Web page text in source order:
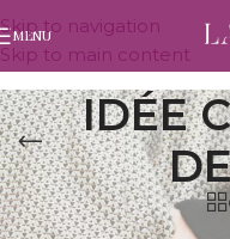
Skip to navigation
Skip to main content
MENU
IDÉE
Accueil/Produits